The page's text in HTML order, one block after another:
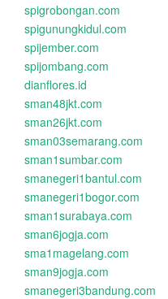
spigrobongan.com
spigunungkidul.com
spijember.com
spijombang.com
dianflores.id
sman48jkt.com
sman26jkt.com
sman03semarang.com
sman1sumbar.com
smanegeri1bantul.com
smanegeri1bogor.com
sman1surabaya.com
sman6jogja.com
sma1magelang.com
sman9jogja.com
smanegeri3bandung.com